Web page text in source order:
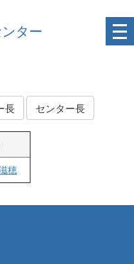
ター
長 センター長
穂